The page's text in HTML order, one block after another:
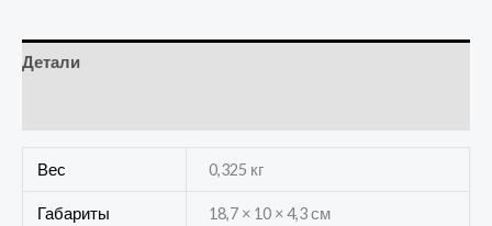
Детали
Вес 0,325 кг
Габариты 18,7 × 10 × 4,3 см